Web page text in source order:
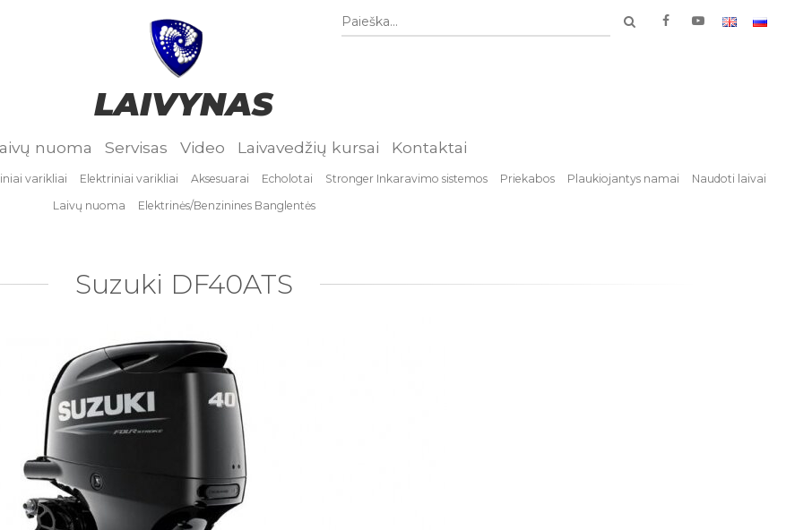
Paieška...
LAIVYNAS
nuoma Servisas Video Laivavedžių kursai Kontaktai
varikliai Elektriniai varikliai Aksesuarai Echolotai Stronger Inkaravimo sistemos Priekabos Plaukiojantys namai
Naudoti laivai
Laivų nuoma
Elektrinės/Benzinines Banglentės
Suzuki DF40ATS